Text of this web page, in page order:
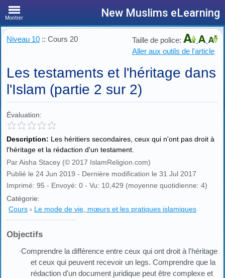
Montrer New Muslims eLearning
Niveau 10 :: Cours 20
Taille de police:
Aller aux outils de l'article
Les testaments et l'héritage dans
l'Islam (partie 2 sur 2)
Évaluation:
Description: Les héritiers secondaires, ceux qui n'ont pas droit à
l'héritage et la rédaction d'un testament.
Par Aisha Stacey (© 2017 IslamReligion.com)
Publié le 24 Jun 2019 - Dernière modification le 31 Jul 2017
Imprimé: 95 - Envoyé: 0 - Vu: 10,429 (moyenne quotidienne: 4)
Catégorie:
Cours › Le mode de vie, mœurs et les pratiques islamiques
Objectifs
·Comprendre la différence entre ceux qui ont droit à l'héritage
et ceux qui peuvent recevoir un legs. Comprendre que la
rédaction d'un document juridique peut être complexe et